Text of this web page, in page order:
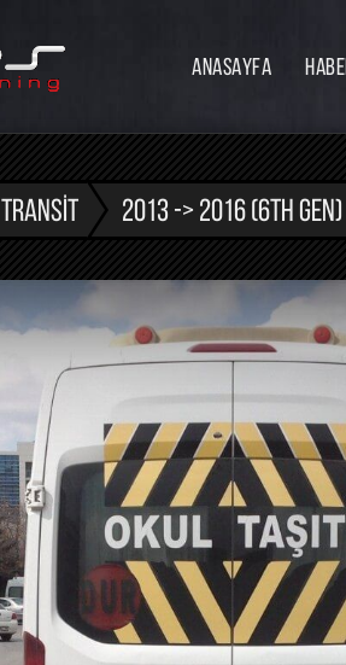
ANASAYFA
TRANSIT 2013 -> 2016 (6TH GEN)